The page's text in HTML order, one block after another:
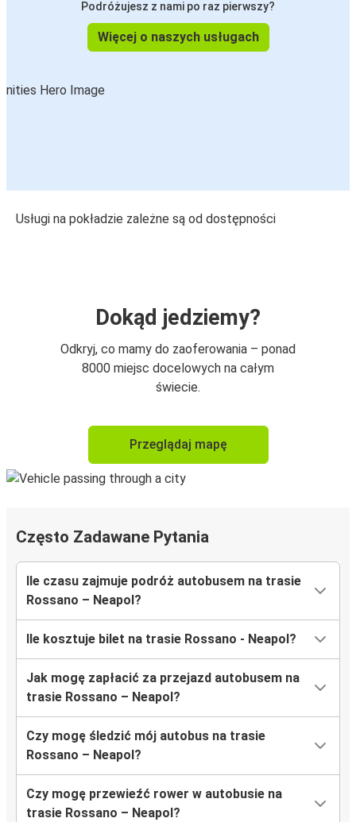
Podróżujesz z nami po raz pierwszy?
Więcej o naszych usługach
Usługi na pokładzie zależne są od dostępności
Dokąd jedziemy?
Odkryj, co mamy do zaoferowania – ponad
8000 miejsc docelowych na całym
świecie.
Przeglądaj mapę
Często Zadawane Pytania
Ile czasu zajmuje podróż autobusem na trasie
Rossano – Neapol?
Ile kosztuje bilet na trasie Rossano - Neapol?
Jak mogę zapłacić za przejazd autobusem na
trasie Rossano – Neapol?
Czy mogę śledzić mój autobus na trasie
Rossano – Neapol?
Czy mogę przewieźć rower w autobusie na
trasie Rossano – Neapol?